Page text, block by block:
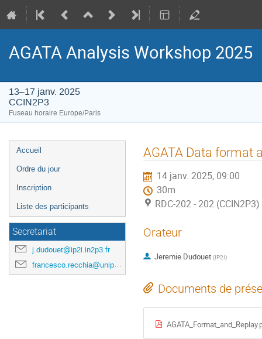
AGATA Analysis Workshop 2025
13–17 janv. 2025
CCIN2P3
Fuseau horaire Europe/Paris
Menu
de
Accueil
Ordre du jour
Inscription
Liste des participants
Secretariat
j.dudouet@ip2i.in2p3.fr
francesco.recchia@unipd.it
AGATA Data format
14 janv. 2025, 09:00
30m
RDC-202 - 202 (CCIN2P3)
Orateur
Jeremie Dudouet (IP2I)
Documents de